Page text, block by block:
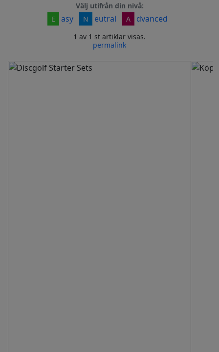
Välj utifrån din nivå:
E
asy N eutral A dvanced
1 av 1 st artiklar visas.
permalink